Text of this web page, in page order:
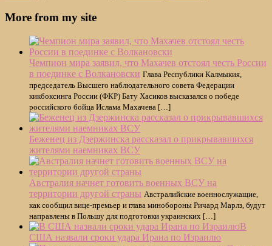
More from my site
Чемпион мира заявил, что Махачев отстоял честь России
в поединке с Волкановски Глава Республики Калмыкия,
председатель Высшего наблюдательного совета Федерации
кикбоксинга России (ФКР) Бату Хасиков высказался о победе
российского бойца Ислама Махачева […]
Беженец из Дзержинска рассказал о прикрывавшихся
жителями наемниках ВСУ
Австралия начнет готовить военных ВСУ на
территории другой страны Австралийские военнослужащие,
как сообщил вице-премьер и глава минобороны Ричард Марлз, будут
направлены в Польшу для подготовки украинских […]
В
США назвали сроки удара Ирана по Израилю